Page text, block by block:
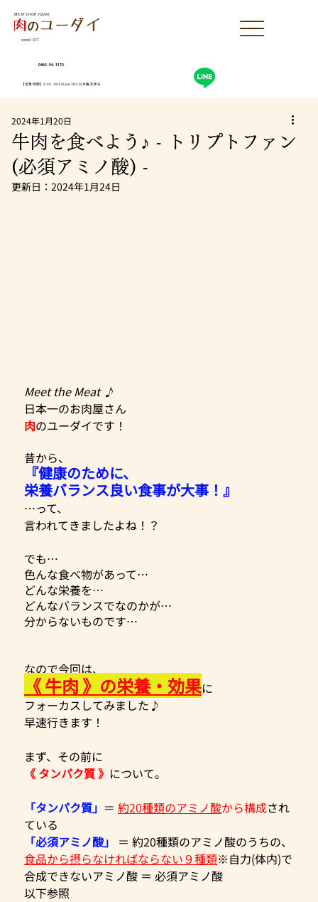
0463-54-1173
【営業時間】9:30-19:30(sun18:30)木曜定休日
MEAT SHOP YUDAI
since1977
牛肉を食べよう♪ - トリプトファン
(必須アミノ酸) -
2024年1月20日
更新日：2024年1月24日
Meet the Meat ♪
日本一のお肉屋さん
肉のユーダイです！
昔から、
『健康のために、
栄養バランス良い食事が大事！』
…って、
言われてきましたよね！？
でも…
色んな食べ物があって…
どんな栄養を…
どんなバランスでなのかが…
分からないものです…
なので今回は、
《 牛肉 》の栄養・効果に
フォーカスしてみました♪
早速行きます！
まず、その前に
《 タンパク質 》 について。
「タンパク質」 ＝ 約20種類のアミノ酸から構成され
ている
「必須アミノ酸」
＝ 約20種類のアミノ酸のうちの、
食品から摂らなければならない９種類※自力(体内)で
合成できないアミノ酸 ＝ 必須アミノ酸
以下参照